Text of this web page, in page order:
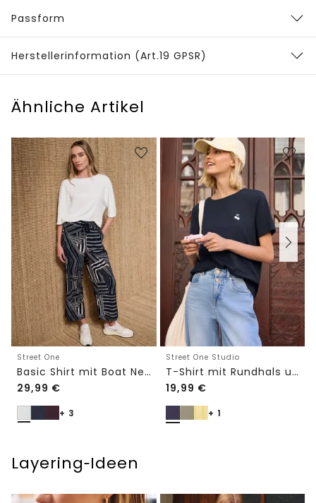
Passform
Herstellerinformation (Art.19 GPSR)
Ähnliche Artikel
Street One
Basic Shirt mit Boat Neck und Elastikbund
29,99 €
+ 3
Street One Studio
T-Shirt mit Rundhals und Embroidery-Detail
19,99 €
+ 1
Layering‑Ideen